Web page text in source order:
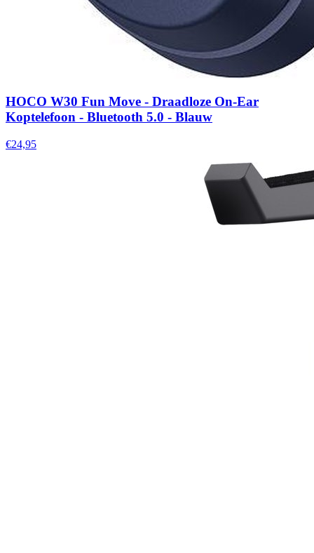
HOCO W30 Fun Move - Draadloze On-Ear
Koptelefoon - Bluetooth 5.0 - Blauw
€24,95